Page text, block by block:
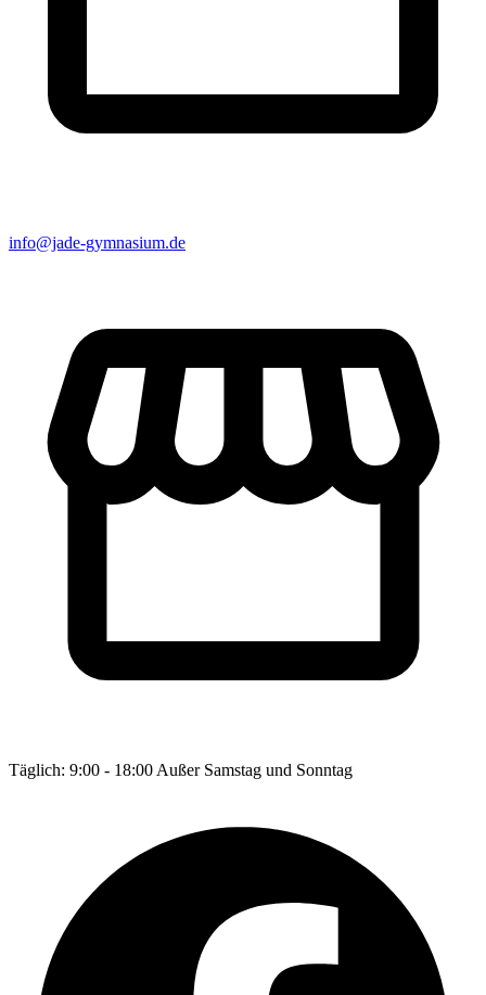
info@jade-gymnasium.de
Täglich: 9:00 - 18:00 Außer Samstag und Sonntag